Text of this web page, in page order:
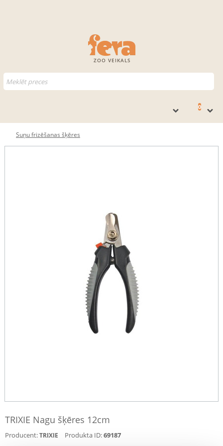
ZOO VEIKALS
0
Suņu frizēšanas šķēres
TRIXIE Nagu šķēres 12cm
Producent:TRIXIE Produkta ID:69187